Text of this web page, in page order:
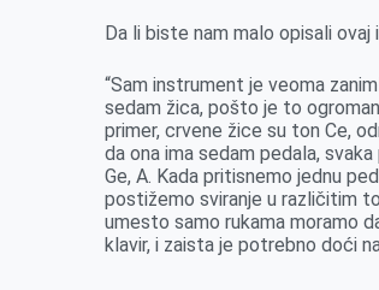
Da li biste nam malo opisali ovaj
“Sam instrument je veoma
sedam žica, pošto je to
primer, crvene žice su ton Ce,
da ona ima sedam pedala,
Ge, A. Kada pritisnemo jednu
postižemo sviranje u različitim
umesto samo rukama moramo
klavir, i zaista je potrebno doći